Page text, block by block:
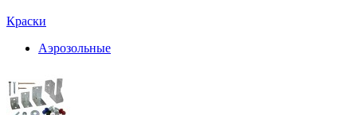
Краски
Аэрозольные